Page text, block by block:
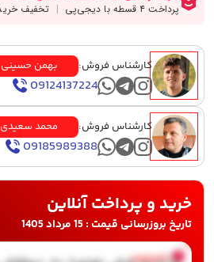
کارشناس فروش: بهمن حسینی
09124137224
کارشناس فروش: محمد سعیدی
09185989388
خرید و پرداخت آنلاین
تاریخ بروزرسانی قیمت : 15 مرداد 1405
ناموجود